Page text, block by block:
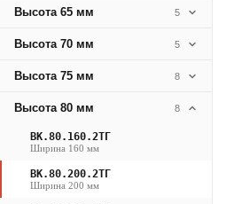
Высота 65 мм 5
Высота 70 мм 5
Высота 75 мм 8
Высота 80 мм 8
ВК.80.160.2ТГ
Ширина 160 мм
ВК.80.200.2ТГ
Ширина 200 мм